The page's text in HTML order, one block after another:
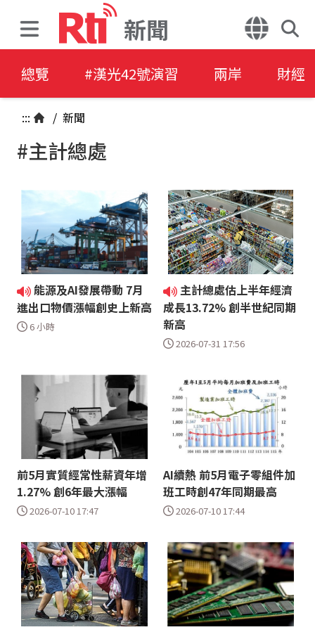
新聞
總覽 #漢光42號演習 兩岸 財經
::: / 新聞
#主計總處
能源及AI發展帶動 7月
進出口物價漲幅創史上新高
6 小時
主計總處估上半年經濟
成長13.72% 創半世紀同期
新高
2026-07-31 17:56
前5月實質經常性薪資年增
1.27% 創6年最大漲幅
2026-07-10 17:47
AI續熱 前5月電子零組件加
班工時創47年同期最高
2026-07-10 17:44